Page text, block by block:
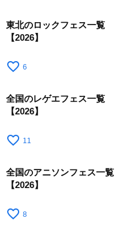
東北のロックフェス一覧
【2026】
favorite_border 6
全国のレゲエフェス一覧
【2026】
favorite_border 11
全国のアニソンフェス一覧
【2026】
favorite_border 8